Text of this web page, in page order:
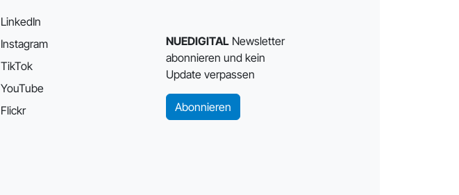
LinkedIn
Instagram
TikTok
YouTube
Flickr
NUEDIGITALNewsletter
abonnieren und kein
Update verpassen
Abonnieren